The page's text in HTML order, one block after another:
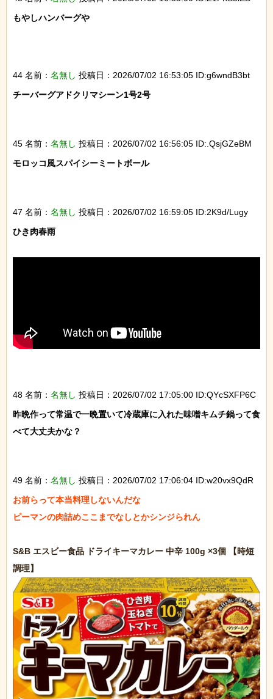
もやしハンバーグや
44 名前： 名無し 投稿日：2026/07/02 16:53:05 ID:g6wndB3bt
チーバーグアドクリマシーン1号2号
45 名前： 名無し 投稿日：2026/07/02 16:56:05 ID:.QsjGZeBM
モロッコ風スパイシーミートボール
47 名前： 名無し 投稿日：2026/07/02 16:59:05 ID:2K9d/Lugy
ひき肉春雨
48 名前： 名無し 投稿日：2026/07/02 17:05:00 ID:QYcSXFP6C
昨晩作って常温で一晩置いて冷蔵庫に入れた味噌キムチ鍋って食
べて大丈夫かな？
49 名前： 名無し 投稿日：2026/07/02 17:06:04 ID:w20vx9QdR
お前らって本当料理しないんだな
ピーマンの肉詰めここまでなしとかシンジられん
S&B エスビー食品 ドライキーマカレー 中辛 100g ×3個 【時短